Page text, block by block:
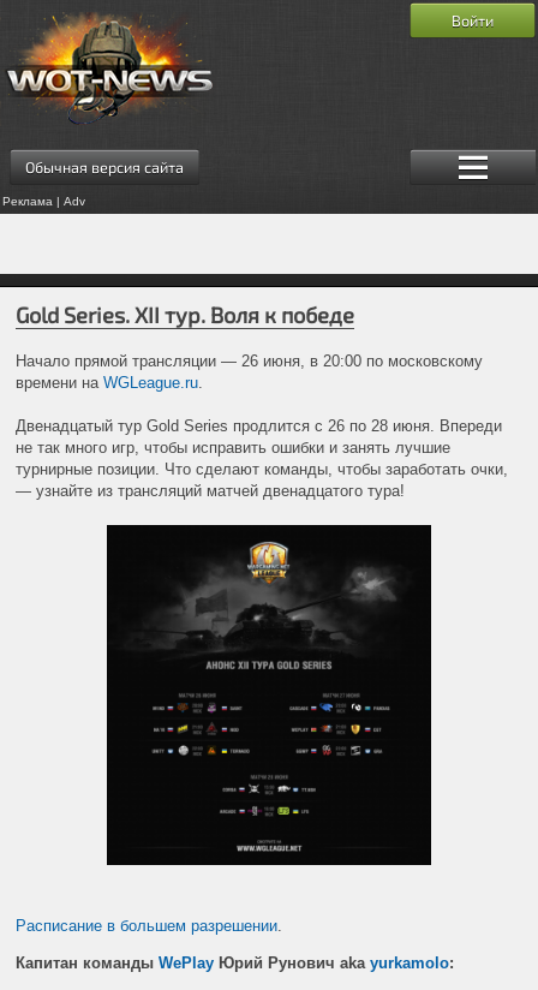
Обычная версия сайта
Реклама | Adv
Войти
Gold Series. XII тур. Воля к победе
Начало прямой трансляции — 26 июня, в 20:00 по московскому
времени наWGLeague.ru
Двенадцатый тур Gold Series продлится с 26 по 28 июня. Впереди
не так много игр, чтобы исправить ошибки и занять лучшие
турнирные позиции. Что сделают команды, чтобы заработать очки,
— узнайте из трансляций матчей двенадцатого тура!
Расписание в большем разрешении.
Капитан командыWePlay Юрий Рунович akayurkamolo: